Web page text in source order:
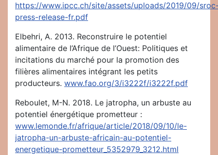
https://www.ipcc.ch/site/assets/uploads/2019/09/
press-release-fr.pdf
Elbehri, A. 2013. Reconstruire le potentiel
alimentaire de l’Afrique de l’Ouest: Politiques et
incitations du marché pour la promotion des
filières alimentaires intégrant les petits
producteurs. www.fao.org/3/i3222f/i3222f.pdf
Reboulet, M-N. 2018. Le jatropha, un arbuste au
potentiel énergétique prometteur :
www.lemonde.fr/afrique/article/2018/09/10/le-
jatropha-un-arbuste-africain-au-potentiel-
energetique-prometteur_5352979_3212.html